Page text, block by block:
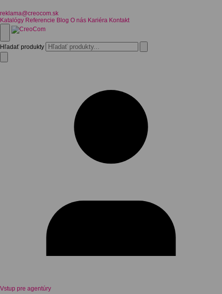
reklama@creocom.sk
Katalógy Referencie Blog O nás Kariéra Kontakt
Hľadať produkty
Vstup pre agentúry